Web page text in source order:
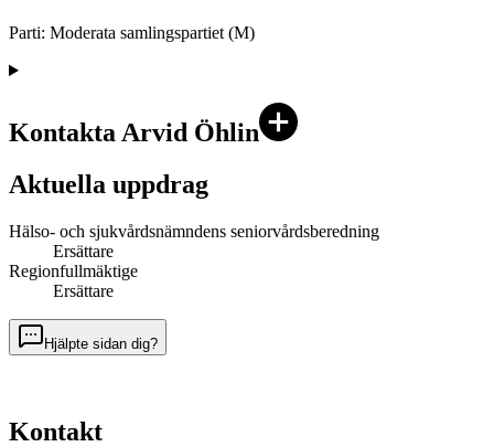
Parti: Moderata samlingspartiet (M)
Kontakta Arvid Öhlin
Aktuella uppdrag
Hälso- och sjukvårdsnämndens seniorvårdsberedning
Ersättare
Regionfullmäktige
Ersättare
Hjälpte sidan dig?
Kontakt